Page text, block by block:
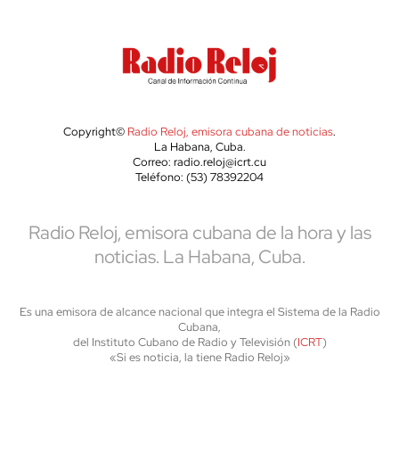
Copyright© Radio Reloj, emisora cubana de noticias.
La Habana, Cuba.
Correo: radio.reloj@icrt.cu
Teléfono: (53) 78392204
Radio Reloj, emisora cubana de la hora y las
noticias. La Habana, Cuba.
Es una emisora de alcance nacional que integra el Sistema de la Radio
Cubana,
del Instituto Cubano de Radio y Televisión (ICRT)
«Si es noticia, la tiene Radio Reloj»